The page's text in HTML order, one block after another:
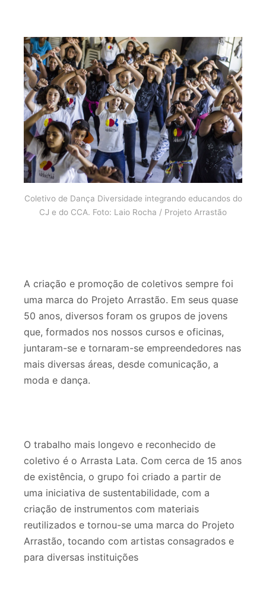
Coletivo de Dança Diversidade integrando educandos do
CJ e do CCA. Foto: Laio Rocha / Projeto Arrastão
A criação e promoção de coletivos sempre foi
uma marca do Projeto Arrastão. Em seus quase
50 anos, diversos foram os grupos de jovens
que, formados nos nossos cursos e oficinas,
juntaram-se e tornaram-se empreendedores nas
mais diversas áreas, desde comunicação, a
moda e dança.
O trabalho mais longevo e reconhecido de
coletivo é o Arrasta Lata. Com cerca de 15 anos
de existência, o grupo foi criado a partir de
uma iniciativa de sustentabilidade, com a
criação de instrumentos com materiais
reutilizados e tornou-se uma marca do Projeto
Arrastão, tocando com artistas consagrados e
para diversas instituições